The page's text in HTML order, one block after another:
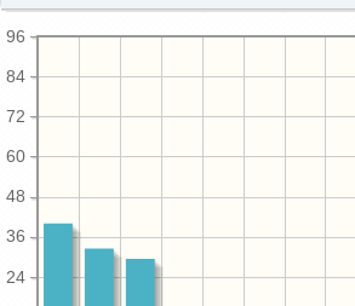
24
36
48
60
72
84
96